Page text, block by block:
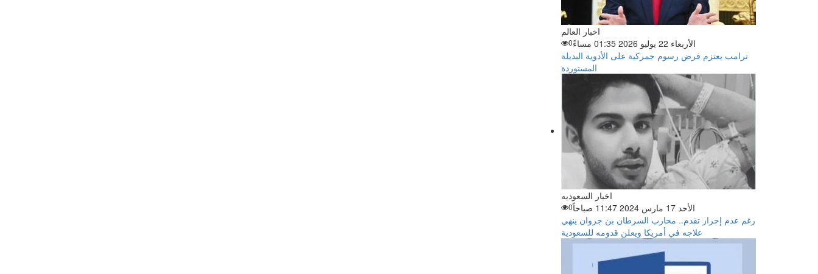
اخبار العالم
الأربعاء 22 يوليو 2026 01:35 مساءً
0
ترامب يعتزم فرض رسوم جمركية على الأدوية البديلة
المستوردة
اخبار السعوديه
الأحد 17 مارس 2024 11:47 صباحاً
0
رغم عدم إحراز تقدم.. محارب السرطان بن جروان ينهي
علاجه في أمريكا ويعلن قدومه للسعودية